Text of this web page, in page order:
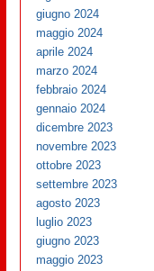
giugno 2024
maggio 2024
aprile 2024
marzo 2024
febbraio 2024
gennaio 2024
dicembre 2023
novembre 2023
ottobre 2023
settembre 2023
agosto 2023
luglio 2023
giugno 2023
maggio 2023